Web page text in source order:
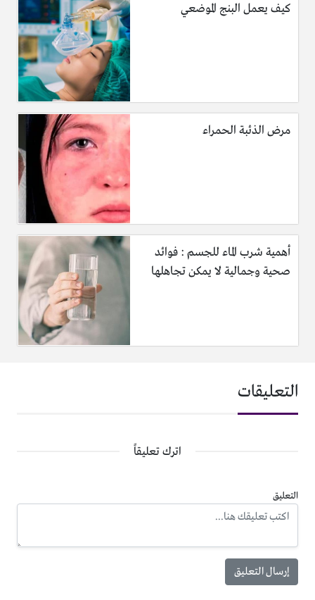
كيف يعمل البنج الموضعي
مرض الذئبة الحمراء
أهمية شرب الماء للجسم : فوائد
صحية وجمالية لا يمكن تجاهلها
التعليقات
اترك تعليقاً
التعليق